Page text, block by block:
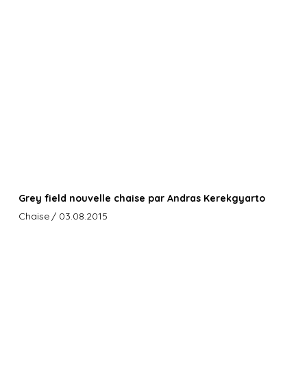
Grey field nouvelle chaise par Andras Kerekgyarto
Chaise / 03.08.2015